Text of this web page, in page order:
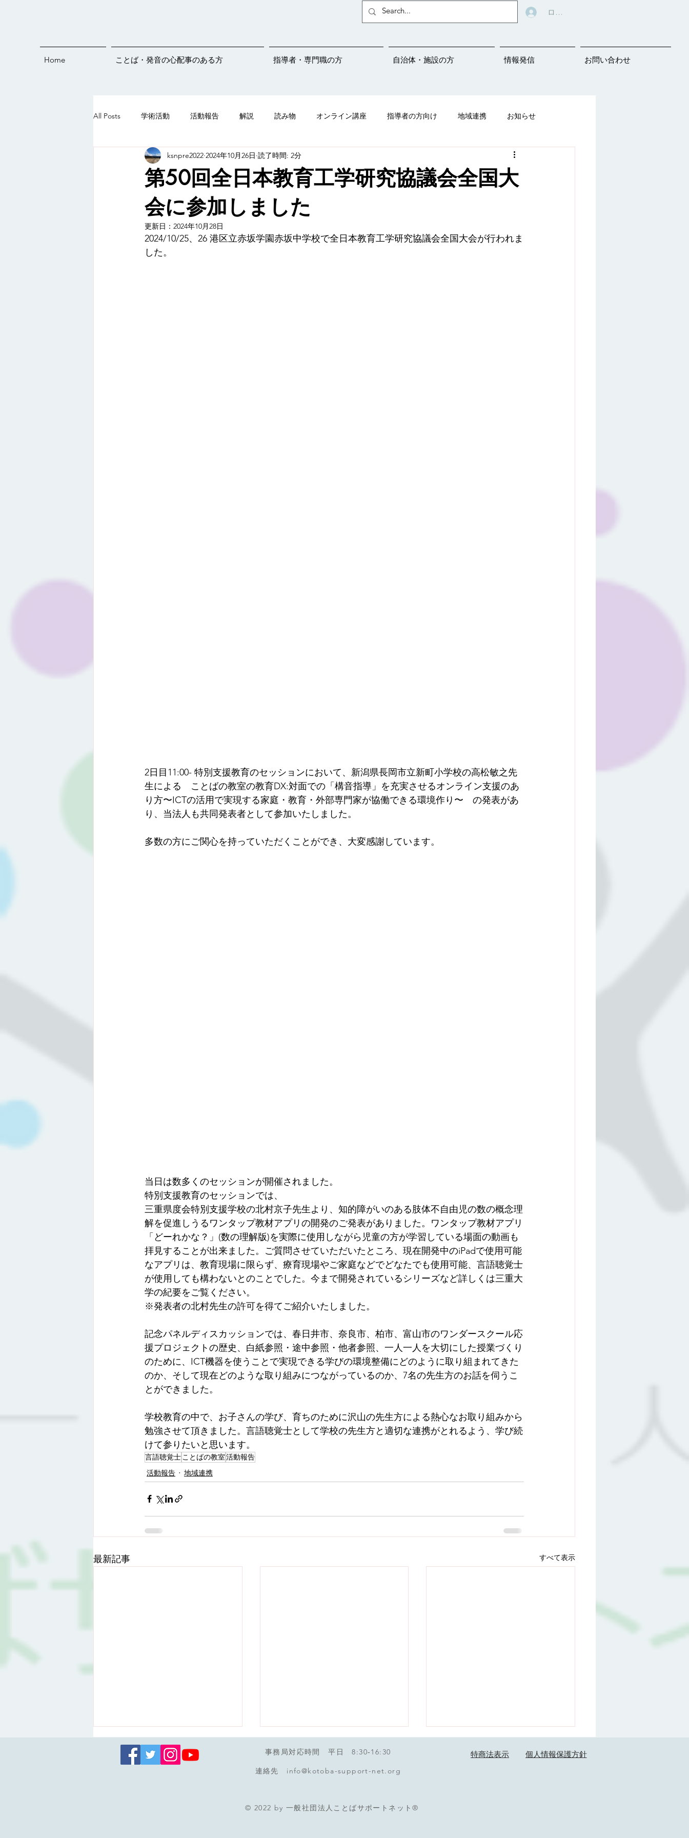
ログイン
Home ことば・発音の心配事のある方 指導者・専門職の方 自治体・施設の方 情報発信 お問い合わせ
All Posts 学術活動 活動報告 解説 読み物 オンライン講座 指導者の方向け 地域連携 お知らせ
オンラインイベント ことばサポートネットの紹介
ことばすくすくライブ♪ 5歳児さんプロジェクト
オンライン講座 録画配信 医療 リハビリ 言語発達 発達障害 個別相談 オンライン相談
第50回全日本教育工学研究協議会全国大
会に参加しました
ksnpre2022 2024年10月26日 読了時間: 2分
更新日： 2024年10月28日
2024/10/25、26 港区立赤坂学園赤坂中学校で全日本教育工学研究協議会全国大会が行われま
した。
2日目11:00- 特別支援教育のセッションにおいて、新潟県長岡市立新町小学校の高松敏之先
生による　ことばの教室の教育DX:対面での「構音指導」を充実させるオンライン支援のあ
り方〜ICTの活用で実現する家庭・教育・外部専門家が協働できる環境作り〜　の発表があ
り、当法人も共同発表者として参加いたしました。
多数の方にご関心を持っていただくことができ、大変感謝しています。
当日は数多くのセッションが開催されました。
特別支援教育のセッションでは、
三重県度会特別支援学校の北村京子先生より、知的障がいのある肢体不自由児の数の概念理
解を促進しうるワンタップ教材アプリの開発のご発表がありました。ワンタップ教材アプリ
「どーれかな？」(数の理解版)を実際に使用しながら児童の方が学習している場面の動画も
拝見することが出来ました。ご質問させていただいたところ、現在開発中のiPadで使用可能
なアプリは、教育現場に限らず、療育現場やご家庭などでどなたでも使用可能、言語聴覚士
が使用しても構わないとのことでした。今まで開発されているシリーズなど詳しくは三重大
学の紀要をご覧ください。
※発表者の北村先生の許可を得てご紹介いたしました。
記念パネルディスカッションでは、春日井市、奈良市、柏市、富山市のワンダースクール応
援プロジェクトの歴史、白紙参照・途中参照・他者参照、一人一人を大切にした授業づくり
のために、ICT機器を使うことで実現できる学びの環境整備にどのように取り組まれてきた
のか、そして現在どのような取り組みにつながっているのか、7名の先生方のお話を伺うこ
とができました。
学校教育の中で、お子さんの学び、育ちのために沢山の先生方による熱心なお取り組みから
勉強させて頂きました。言語聴覚士として学校の先生方と適切な連携がとれるよう、学び続
けて参りたいと思います。
言語聴覚士ことばの教室活動報告
活動報告
地域連携
最新記事 すべて表示
事務局対応時間 平日 8:30‐16:30
連絡先 info@kotoba-support-net.org
特商法表示 個人情報保護方針
© 2022 by 一般社団法人ことばサポートネット®